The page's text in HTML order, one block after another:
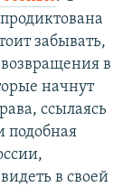
забывать,
в
начнут
ссылаясь
подобная
в своей